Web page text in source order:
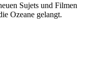
Sujets und Filmen
Ozeane gelangt.